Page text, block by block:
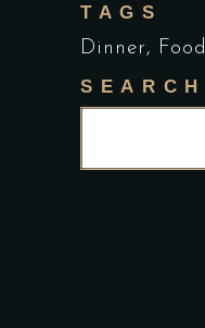
TAGS
Dinner
Food
SEARCH